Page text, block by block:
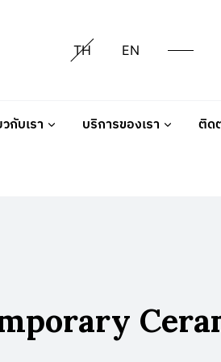
TH EN
วกับเรา บริการของเรา ติด